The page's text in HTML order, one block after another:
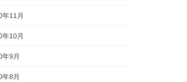
年11月
年10月
年9月
年8月